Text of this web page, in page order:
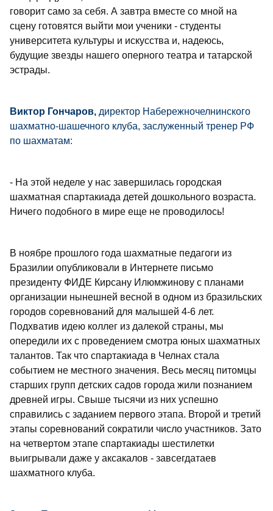
говорит само за себя. А завтра вместе со мной на
сцену готовятся выйти мои ученики - студенты
университета культуры и искусства и, надеюсь,
будущие звезды нашего оперного театра и татарской
эстрады.
Виктор Гончаров, директор Набережночелнинского
шахматно-шашечного клуба, заслуженный тренер РФ
по шахматам:
- На этой неделе у нас завершилась городская
шахматная спартакиада детей дошкольного возраста.
Ничего подобного в мире еще не проводилось!
В ноябре прошлого года шахматные педагоги из
Бразилии опубликовали в Интернете письмо
президенту ФИДЕ Кирсану Илюмжинову с планами
организации нынешней весной в одном из бразильских
городов соревнований для малышей 4-6 лет.
Подхватив идею коллег из далекой страны, мы
опередили их с проведением смотра юных шахматных
талантов. Так что спартакиада в Челнах стала
событием не местного значения. Весь месяц питомцы
старших групп детских садов города жили познанием
древней игры. Свыше тысячи из них успешно
справились с заданием первого этапа. Второй и третий
этапы соревнований сократили число участников. Зато
на четвертом этапе спартакиады шестилетки
выигрывали даже у аксакалов - завсегдатаев
шахматного клуба.